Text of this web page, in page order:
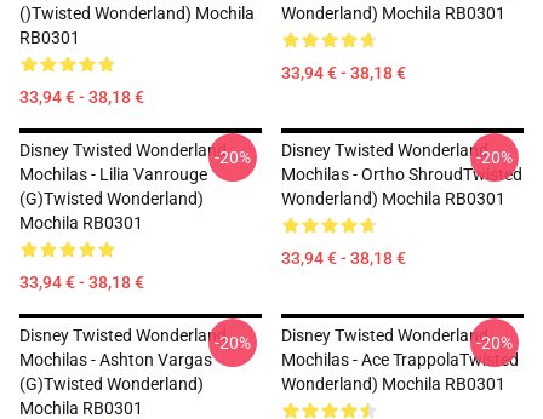
()Twisted Wonderland) Mochila
RB0301
33,94 € - 38,18 €
Wonderland) Mochila RB0301
33,94 € - 38,18 €
Disney Twisted Wonderland
Mochilas - Lilia Vanrouge
(G)Twisted Wonderland)
Mochila RB0301
33,94 € - 38,18 €
-20%
Disney Twisted Wonderland
Mochilas - Ortho ShroudTwisted
Wonderland) Mochila RB0301
33,94 € - 38,18 €
-20%
Disney Twisted Wonderland
Mochilas - Ashton Vargas
(G)Twisted Wonderland)
Mochila RB0301
-20%
Disney Twisted Wonderland
Mochilas - Ace TrappolaTwisted
Wonderland) Mochila RB0301
-20%